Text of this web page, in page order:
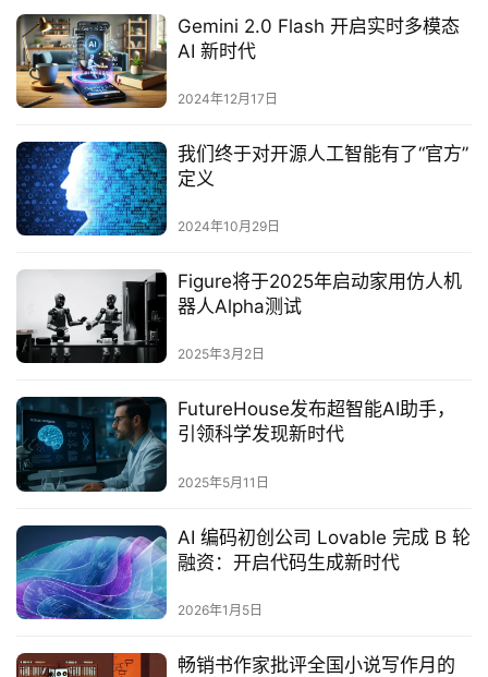
Gemini 2.0 Flash 开启实时多模态
AI 新时代
2024年12月17日
我们终于对开源人工智能有了“官方”
定义
2024年10月29日
Figure将于2025年启动家用仿人机
器人Alpha测试‌
2025年3月2日
FutureHouse发布超智能AI助手，
引领科学发现新时代
2025年5月11日
AI 编码初创公司 Lovable 完成 B 轮
融资：开启代码生成新时代
2026年1月5日
畅销书作家批评全国小说写作月的